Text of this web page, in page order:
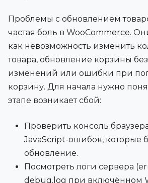
Проблемы с обновлением
частая боль в WooCommerce.
как невозможность изменить
товара, обновление корзины
изменений или ошибки при
корзину. Для начала нужно
этапе возникает сбой:
Проверить консоль
JavaScript-ошибок, которые
обновление.
Посмотреть логи сервера
debug.log при включённом